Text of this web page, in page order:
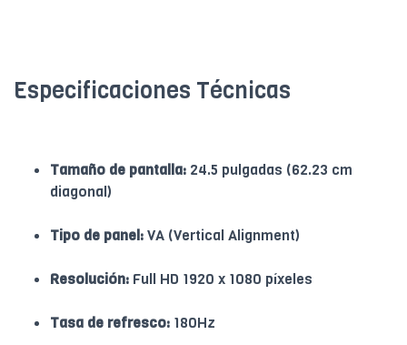
Especificaciones Técnicas
Tamaño de pantalla: 24.5 pulgadas (62.23 cm
diagonal)
Tipo de panel:VA (Vertical Alignment)
Resolución: Full HD 1920 x 1080 píxeles
Tasa de refresco: 180Hz